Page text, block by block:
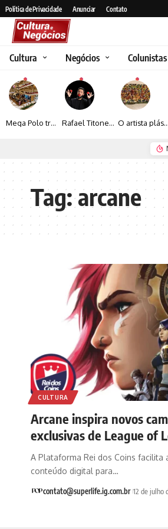
Política de Privacidade Anunciar Contato
Cultura Negócios Colunistas
Mega Polo transforma lançamento de coleção em plataforma nacional de negócios e projeta crescimento de mais de 15% Rafael Titonelly leva magia e acolhimento a crianças em tratamento oncológico em Juiz de Fora O artista plástico Jorge Luiz transforma sustentabilidade e criatividade em arte contemporânea
Tag:arcane
CULTURA
Arcane inspira novos
exclusivas de League of
A Plataforma Rei dos Coins facilita
conteúdo digital para…
contato@superlife.ig.com.br 12 de julho